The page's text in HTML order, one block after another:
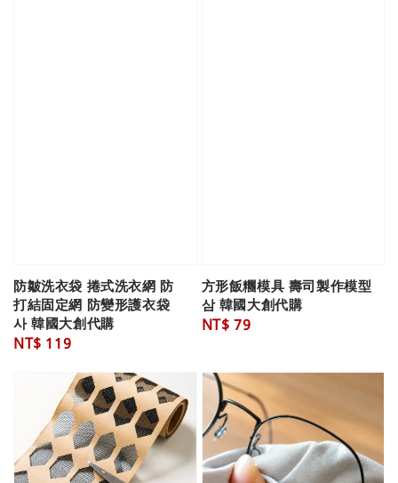
防皺洗衣袋 捲式洗衣網 防
打結固定網 防變形護衣袋
사 韓國大創代購
Regular
NT$ 119
方形飯糰模具 壽司製作模型
삼 韓國大創代購
Regular
NT$ 79